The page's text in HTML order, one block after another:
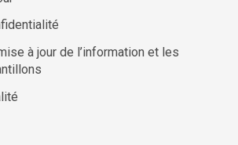
à jour de l’information et les